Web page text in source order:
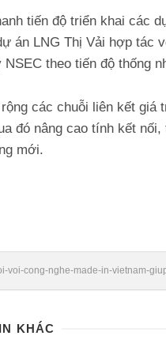
tiến độ triển khai các
án LNG Thị Vải hợp tác
theo tiến độ thống
các chuỗi liên kết giá
đó nâng cao tính kết
mới.
voi-cong-nghe-made-in-vietnam-
KHÁC